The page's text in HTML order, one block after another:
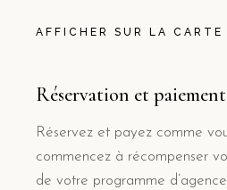
AFFICHER SUR LA CARTE
Réservation et paiement
Réservez et payez comme
commencez à récompenser
de votre programme